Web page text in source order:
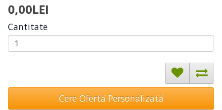
0,00LEI
Cantitate
Cere Ofertă Personalizată